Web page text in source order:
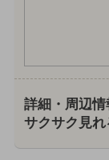
詳細・周辺情
サクサク見れ